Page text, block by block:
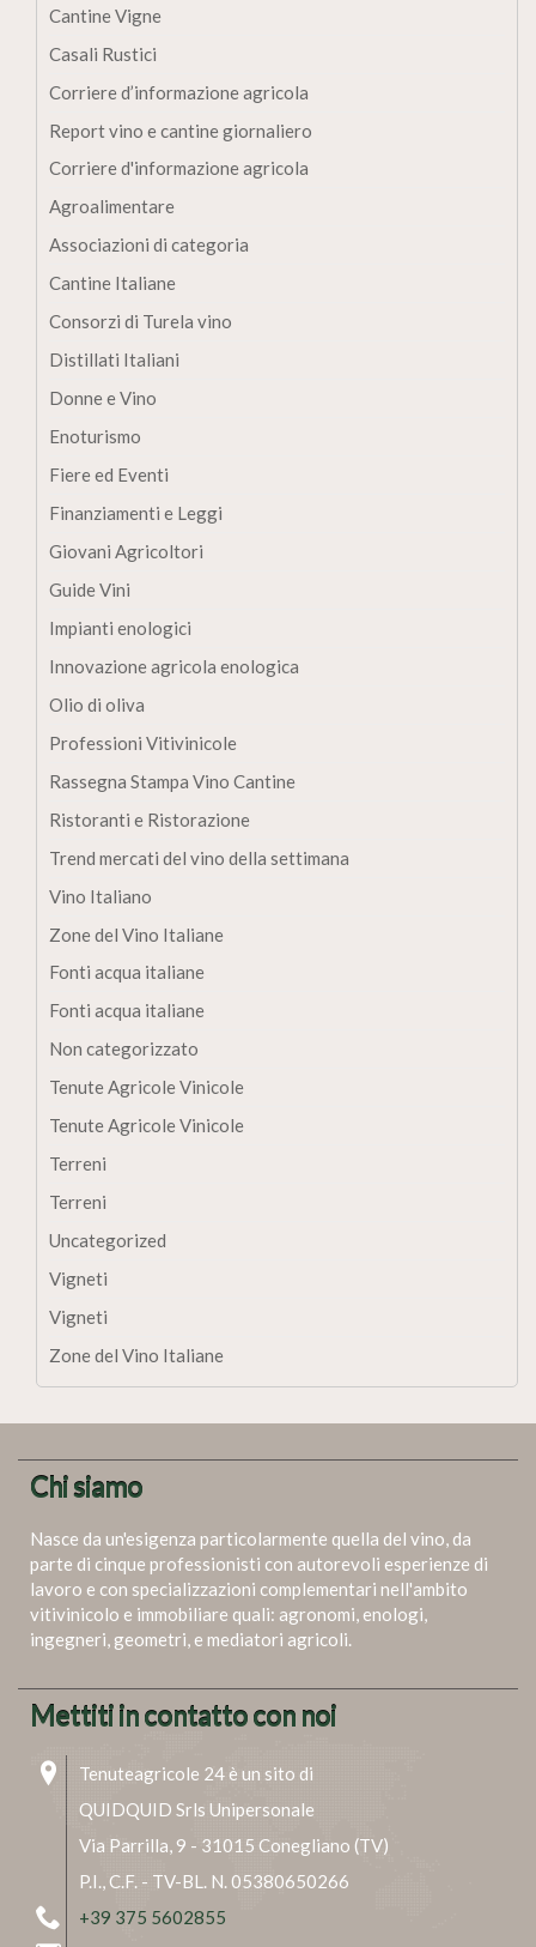
Cantine Vigne
Casali Rustici
Corriere d’informazione agricola
Report vino e cantine giornaliero
Corriere d'informazione agricola
Agroalimentare
Associazioni di categoria
Cantine Italiane
Consorzi di Turela vino
Distillati Italiani
Donne e Vino
Enoturismo
Fiere ed Eventi
Finanziamenti e Leggi
Giovani Agricoltori
Guide Vini
Impianti enologici
Innovazione agricola enologica
Olio di oliva
Professioni Vitivinicole
Rassegna Stampa Vino Cantine
Ristoranti e Ristorazione
Trend mercati del vino della settimana
Vino Italiano
Zone del Vino Italiane
Fonti acqua italiane
Fonti acqua italiane
Non categorizzato
Tenute Agricole Vinicole
Tenute Agricole Vinicole
Terreni
Terreni
Uncategorized
Vigneti
Vigneti
Zone del Vino Italiane
Chi siamo
Nasce da un'esigenza particolarmente quella del vino, da
parte di cinque professionisti con autorevoli esperienze di
lavoro e con specializzazioni complementari nell'ambito
vitivinicolo e immobiliare quali: agronomi, enologi,
ingegneri, geometri, e mediatori agricoli.
Mettiti in contatto con noi
Tenuteagricole 24 è un sito di
QUIDQUID Srls Unipersonale
Via Parrilla, 9 - 31015 Conegliano (TV)
P.I., C.F. - TV-BL. N. 05380650266
+39 375 5602855